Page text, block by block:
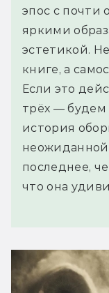
боевые
Стилгару
они
великих
Таким
события. О
по сути,
же эта
эпос с почти
яркими
эстетикой.
книге, а
Если это
трёх — будем
история
неожиданной
последнее,
что она